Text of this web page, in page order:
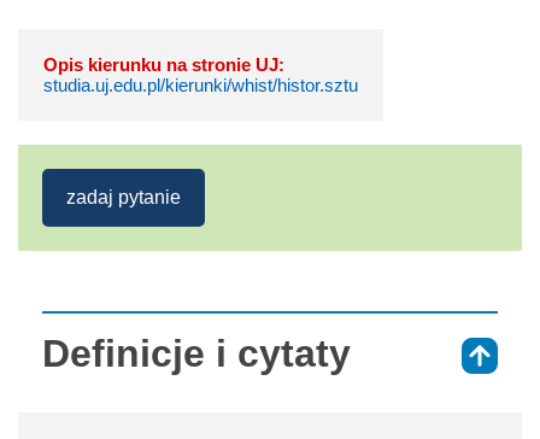
Opis kierunku na stronie UJ:
studia.uj.edu.pl/kierunki/whist/histor.sztu
zadaj pytanie
Definicje i cytaty